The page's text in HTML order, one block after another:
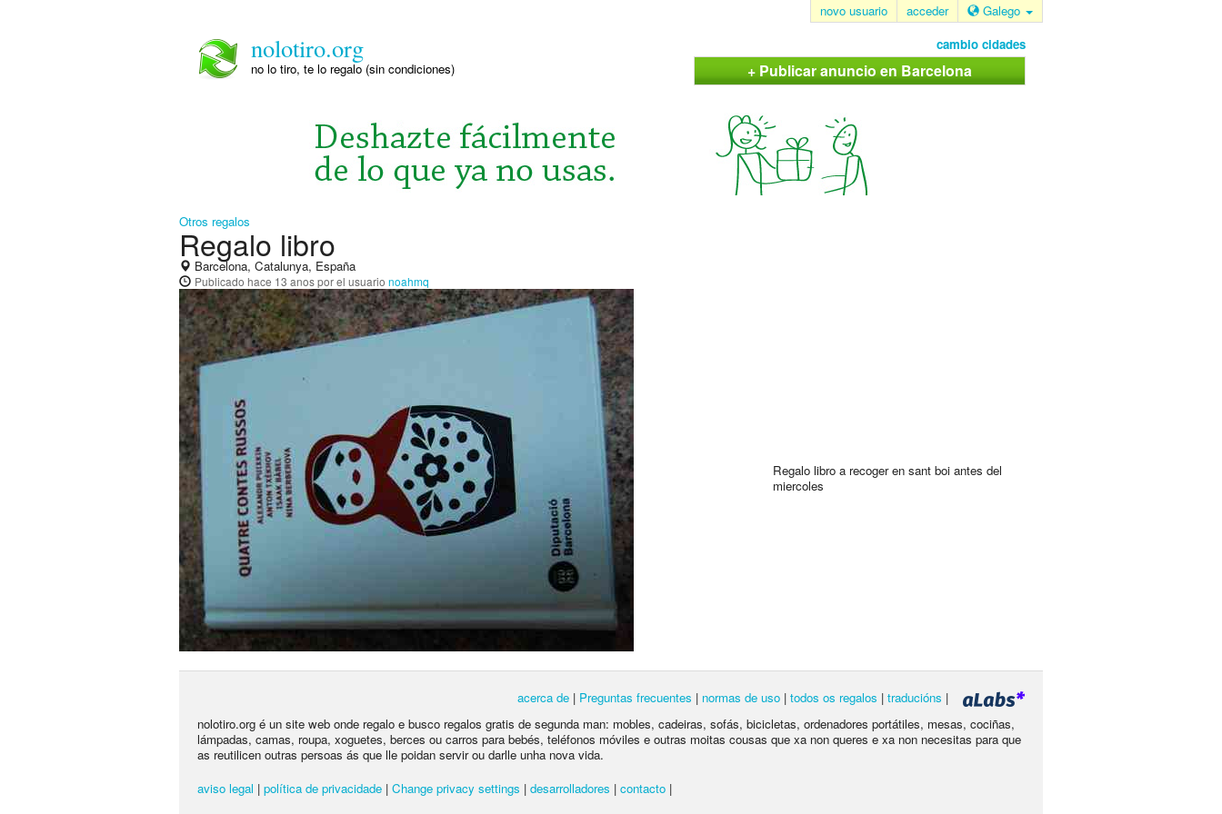
novo usuario acceder Galego
nolotiro.org
no lo tiro, te lo regalo (sin condiciones)
cambio cidades
+ Publicar anuncio en Barcelona
Otros regalos
Regalo libro
Barcelona, Catalunya, España
Publicado hace 13 anospor el usuario noahmq
Regalo libro a recoger en sant boi antes del
miercoles
acerca de | Preguntas frecuentes | normas de uso | todos os regalos | traducións |
nolotiro.org é un site web onde regalo e busco regalos gratis de segunda man: mobles, cadeiras, sofás, bicicletas, ordenadores portátiles, mesas, cociñas,
lámpadas, camas, roupa, xoguetes, berces ou carros para bebés, teléfonos móviles e outras moitas cousas que xa non queres e xa non necesitas para que
as reutilicen outras persoas ás que lle poidan servir ou darlle unha nova vida.
aviso legal | política de privacidade | Change privacy settings | desarrolladores | contacto |